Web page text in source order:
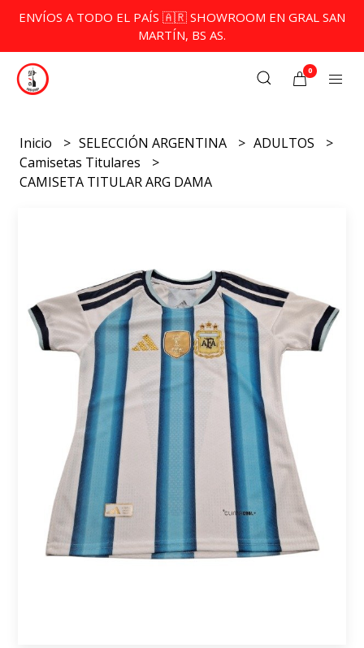
ENVÍOS A TODO EL PAÍS 🇦🇷 SHOWROOM EN GRAL SAN
MARTÍN, BS AS.
0
Inicio SELECCIÓN ARGENTINA
ADULTOS
Camisetas Titulares
CAMISETA TITULAR ARG DAMA